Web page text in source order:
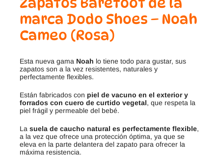
marca Dodo Shoes – Noah
Cameo (Rosa)
Esta nueva gama Noah lo tiene todo para gustar, sus
zapatos son a la vez resistentes, naturales y
perfectamente flexibles.
Están fabricados con piel de vacuno en el exterior y
forrados con cuero de curtido vegetal, que respeta la
piel frágil y permeable del bebé.
La suela de caucho natural es perfectamente flexible,
a la vez que ofrece una protección óptima, ya que se
eleva en la parte delantera del zapato para ofrecer la
máxima resistencia.